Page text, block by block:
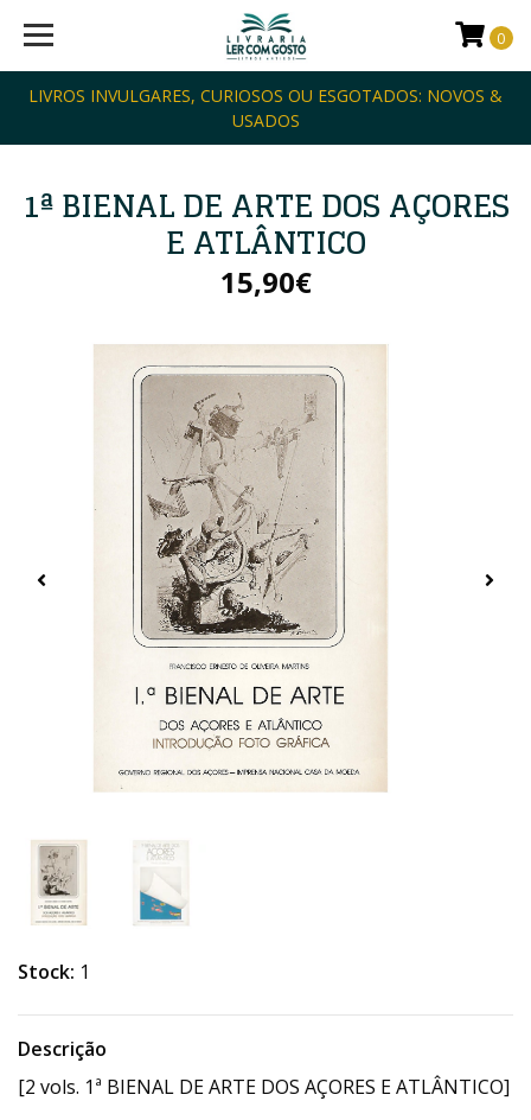
LIVROS INVULGARES, CURIOSOS OU ESGOTADOS: NOVOS &
USADOS
0
1ª BIENAL DE ARTE DOS AÇORES
E ATLÂNTICO
15,90€
Stock: 1
Descrição
[2 vols. 1ª BIENAL DE ARTE DOS AÇORES E ATLÂNTICO]